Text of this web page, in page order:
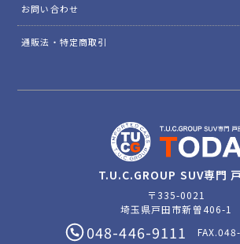
お問い合わせ
通販法・特定商取引
T.U.C.GROUP SUV専門
〒335-0021
埼玉県戸田市新曽406-1
048-446-9111